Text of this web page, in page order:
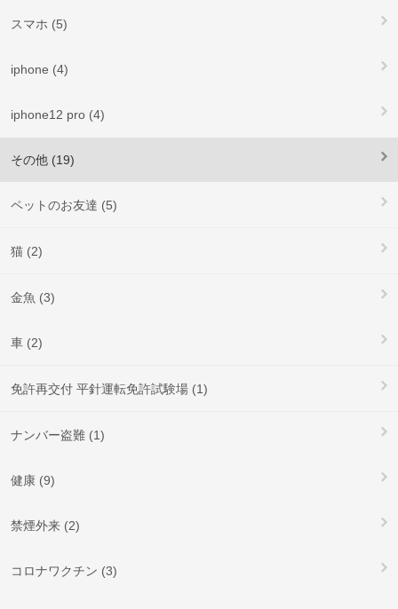
スマホ (5)
iphone (4)
iphone12 pro (4)
その他 (19)
ペットのお友達 (5)
猫 (2)
金魚 (3)
車 (2)
免許再交付 平針運転免許試験場 (1)
ナンバー盗難 (1)
健康 (9)
禁煙外来 (2)
コロナワクチン (3)